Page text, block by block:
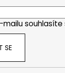
souhlasíte
SE